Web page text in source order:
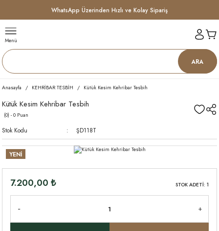
WhatsApp Üzerinden Hızlı ve Kolay Sipariş
Menü
ARA
Anasayfa KEHRİBAR TESBİH Kütük Kesim Kehribar Tesbih
Kütük Kesim Kehribar Tesbih
(0) - 0 Puan
Stok Kodu ŞD118T
YENİ
7.200,00 ₺ STOK ADETİ: 1